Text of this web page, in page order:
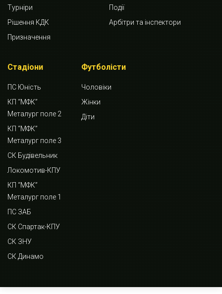
Турніри
Події
Рішення КДК
Арбітри та інспектори
Призначення
Стадіони
ПС Юність
КП “МФК”
Металург поле 2
КП “МФК”
Металург поле 3
СК Будівельник
Локомотив-КПУ
КП “МФК”
Металург поле 1
ПС ЗАБ
СК Спартак-КПУ
СК ЗНУ
СК Динамо
Футболісти
Чоловіки
Жінки
Діти